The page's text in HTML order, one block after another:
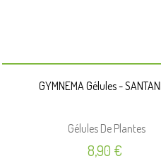
GYMNEMA Gélules -
Gélules De Plantes
Prix
8,90 €